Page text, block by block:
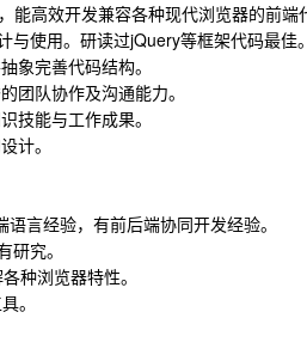
高效开发兼容各种现代浏览器的前端
使用。研读过jQuery等框架代码最佳。
象完善代码结构。
团队协作及沟通能力。
技能与工作成果。
计。
言经验，有前后端协同开发经验。
究。
种浏览器特性。
。